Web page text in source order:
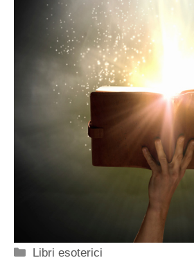
Categorie
Libri esoterici